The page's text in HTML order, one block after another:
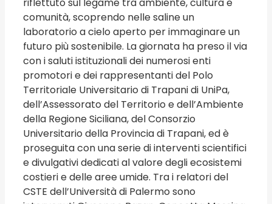
comunità, scoprendo nelle saline un
laboratorio a cielo aperto per immaginare un
futuro più sostenibile. La giornata ha preso il via
con i saluti istituzionali dei numerosi enti
promotori e dei rappresentanti del Polo
Territoriale Universitario di Trapani di UniPa,
dell’Assessorato del Territorio e dell’Ambiente
della Regione Siciliana, del Consorzio
Universitario della Provincia di Trapani, ed è
proseguita con una serie di interventi scientifici
e divulgativi dedicati al valore degli ecosistemi
costieri e delle aree umide. Tra i relatori del
CSTE dell’Università di Palermo sono